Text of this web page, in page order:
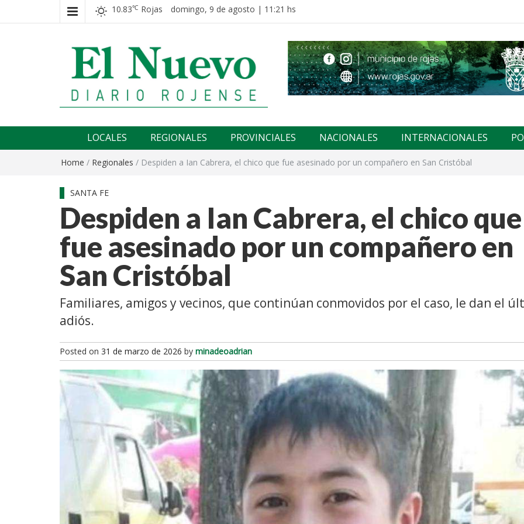
10.83℃ Rojas domingo, 9 de agosto | 11:21 hs
El nuevo rojense
LOCALES REGIONALES PROVINCIALES NACIONALES INTERNACIONALES
Home / Regionales / Despiden a Ian Cabrera, el chico que fue asesinado por un compañero en San Cristóbal
SANTA FE
Despiden a Ian Cabrera, el chico que
fue asesinado por un compañero en
San Cristóbal
Familiares, amigos y vecinos, que continúan conmovidos por el caso, le dan el
adiós.
Posted on 31 de marzo de 2026 by minadeoadrian